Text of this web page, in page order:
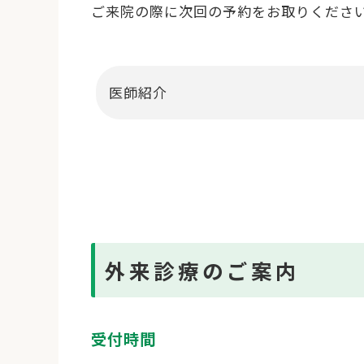
ご来院の際に次回の予約をお取りくださ
医師紹介
外来診療のご案内
受付時間